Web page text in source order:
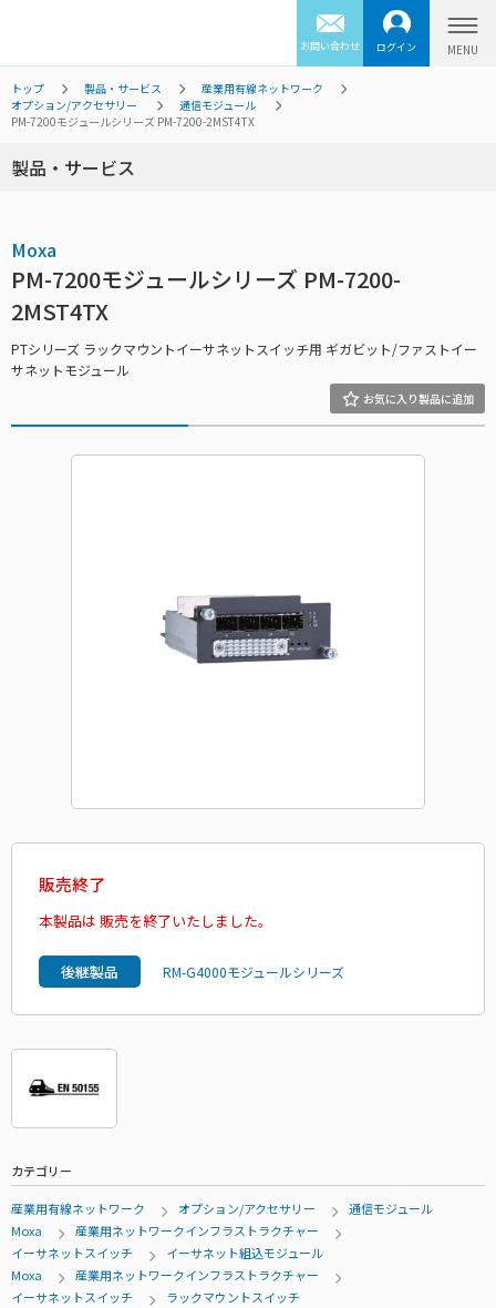
お問い合わせ ログイン
トップ 製品・サービス
産業用有線ネットワーク
オプション/アクセサリー
通信モジュール
PM-7200モジュールシリーズ PM-7200-2MST4TX
製品・サービス
Moxa
PM-7200モジュールシリーズ PM-7200-
2MST4TX
PTシリーズ ラックマウントイーサネットスイッチ用 ギガビット/ファストイー
サネットモジュール
販売終了
本製品は 販売を終了いたしました。
後継製品 RM-G4000モジュールシリーズ
カテゴリー
産業用有線ネットワーク オプション/アクセサリー
通信モジュール
Moxa
産業用ネットワークインフラストラクチャー
イーサネットスイッチ
イーサネット組込モジュール
Moxa
産業用ネットワークインフラストラクチャー
イーサネットスイッチ
ラックマウントスイッチ